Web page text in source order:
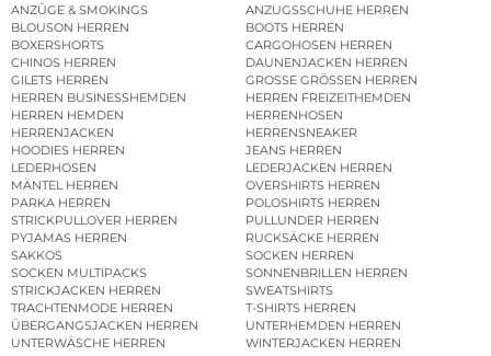
ANZÜGE & SMOKINGS
ANZUGSSCHUHE HERREN
BLOUSON HERREN
BOOTS HERREN
BOXERSHORTS
CARGOHOSEN HERREN
CHINOS HERREN
DAUNENJACKEN HERREN
GILETS HERREN
GROSSE GRÖSSEN HERREN
HERREN BUSINESSHEMDEN
HERREN FREIZEITHEMDEN
HERREN HEMDEN
HERRENHOSEN
HERRENJACKEN
HERRENSNEAKER
HOODIES HERREN
JEANS HERREN
LEDERHOSEN
LEDERJACKEN HERREN
MÄNTEL HERREN
OVERSHIRTS HERREN
PARKA HERREN
POLOSHIRTS HERREN
STRICKPULLOVER HERREN
PULLUNDER HERREN
PYJAMAS HERREN
RUCKSÄCKE HERREN
SAKKOS
SOCKEN HERREN
SOCKEN MULTIPACKS
SONNENBRILLEN HERREN
STRICKJACKEN HERREN
SWEATSHIRTS
TRACHTENMODE HERREN
T-SHIRTS HERREN
ÜBERGANGSJACKEN HERREN
UNTERHEMDEN HERREN
UNTERWÄSCHE HERREN
WINTERJACKEN HERREN